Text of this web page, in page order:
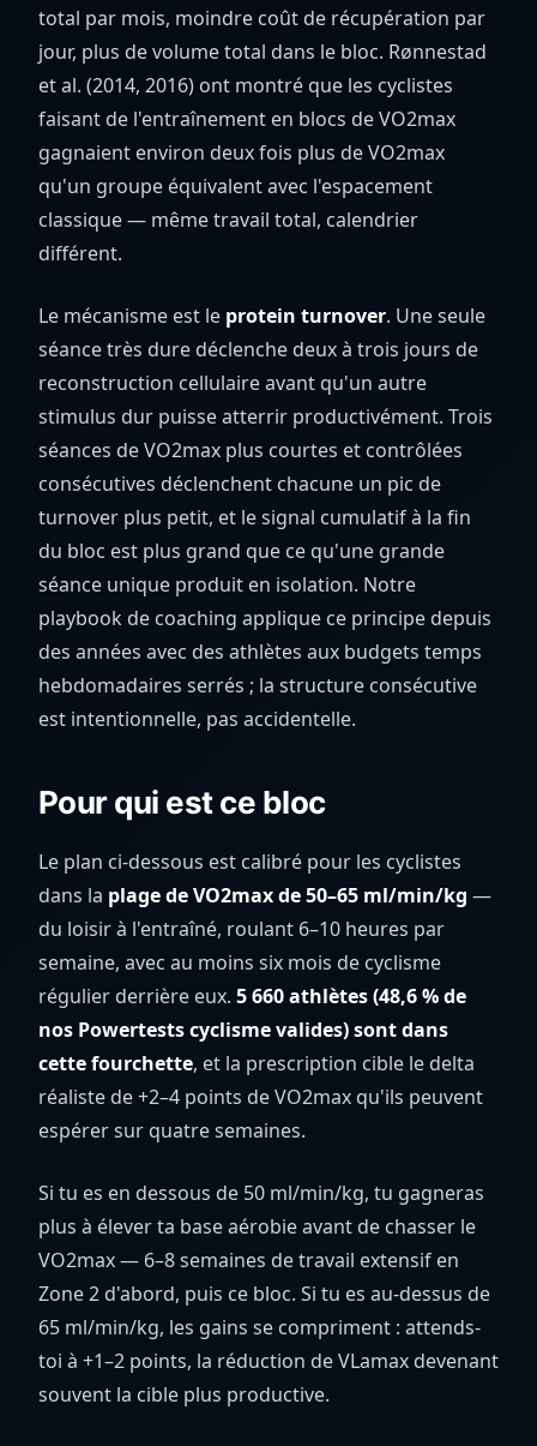
total par mois, moindre coût de récupération par
jour, plus de volume total dans le bloc. Rønnestad
et al. (2014, 2016) ont montré que les cyclistes
faisant de l'entraînement en blocs de VO2max
gagnaient environ deux fois plus de VO2max
qu'un groupe équivalent avec l'espacement
classique — même travail total, calendrier
différent.
Le mécanisme est le protein turnover. Une seule
séance très dure déclenche deux à trois jours de
reconstruction cellulaire avant qu'un autre
stimulus dur puisse atterrir productivément. Trois
séances de VO2max plus courtes et contrôlées
consécutives déclenchent chacune un pic de
turnover plus petit, et le signal cumulatif à la fin
du bloc est plus grand que ce qu'une grande
séance unique produit en isolation. Notre
playbook de coaching applique ce principe depuis
des années avec des athlètes aux budgets temps
hebdomadaires serrés ; la structure consécutive
est intentionnelle, pas accidentelle.
Pour qui est ce bloc
Le plan ci-dessous est calibré pour les cyclistes
dans la plage de VO2max de 50–65 ml/min/kg —
du loisir à l'entraîné, roulant 6–10 heures par
semaine, avec au moins six mois de cyclisme
régulier derrière eux. 5 660 athlètes (48,6 % de
nos Powertests cyclisme valides) sont dans
cette fourchette, et la prescription cible le delta
réaliste de +2–4 points de VO2max qu'ils peuvent
espérer sur quatre semaines.
Si tu es en dessous de 50 ml/min/kg, tu gagneras
plus à élever ta base aérobie avant de chasser le
VO2max — 6–8 semaines de travail extensif en
Zone 2 d'abord, puis ce bloc. Si tu es au-dessus de
65 ml/min/kg, les gains se compriment : attends-
toi à +1–2 points, la réduction de VLamax devenant
souvent la cible plus productive.